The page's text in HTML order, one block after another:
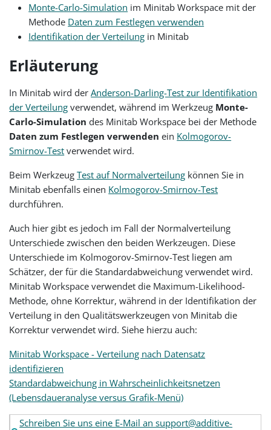
Monte-Carlo-Simulation im Minitab Workspace mit der
Methode Daten zum Festlegen verwenden
Identifikation der Verteilung in Minitab
Erläuterung
In Minitab wird derAnderson-Darling-Test zur Identifikation
der Verteilung verwendet, während im Werkzeug Monte-
Carlo-Simulation des Minitab Workspace bei der Methode
Daten zum Festlegen verwenden ein Kolmogorov-
Smirnov-Test verwendet wird.
Beim WerkzeugTest auf Normalverteilung können Sie in
Minitab ebenfalls einen Kolmogorov-Smirnov-Test
durchführen.
Auch hier gibt es jedoch im Fall der Normalverteilung
Unterschiede zwischen den beiden Werkzeugen. Diese
Unterschiede im Kolmogorov-Smirnov-Test liegen am
Schätzer, der für die Standardabweichung verwendet wird.
Minitab Workspace verwendet die Maximum-Likelihood-
Methode, ohne Korrektur, während in der Identifikation der
Verteilung in den Qualitätswerkzeugen von Minitab die
Korrektur verwendet wird. Siehe hierzu auch:
Minitab Workspace - Verteilung nach Datensatz
identifizieren
Standardabweichung in Wahrscheinlichkeitsnetzen
(Lebensdaueranalyse versus Grafik-Menü)
Schreiben Sie uns eine E-Mail an support@additive-